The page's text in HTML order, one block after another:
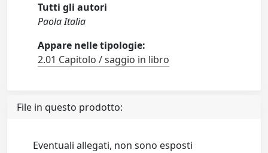
Tutti gli autori
Paola Italia
Appare nelle tipologie:
2.01 Capitolo / saggio in libro
File in questo prodotto:
Eventuali allegati, non sono esposti